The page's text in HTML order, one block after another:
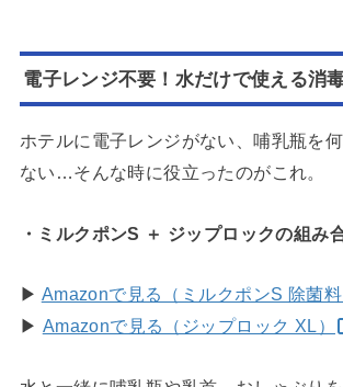
電子レンジ不要！水だけで使える消
ホテルに電子レンジがない、哺乳瓶を
ない…そんな時に役立ったのがこれ。
・ミルクポンS ＋ ジップロックの組み
▶ Amazonで見る（ミルクポンS 除菌料
▶ Amazonで見る（ジップロック XL）